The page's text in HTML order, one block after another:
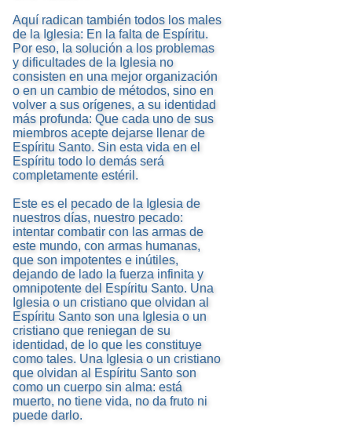
Aquí radican también todos los males
de la Iglesia: En la falta de Espíritu.
Por eso, la solución a los problemas
y dificultades de la Iglesia no
consisten en una mejor organización
o en un cambio de métodos, sino en
volver a sus orígenes, a su identidad
más profunda: Que cada uno de sus
miembros acepte dejarse llenar de
Espíritu Santo. Sin esta vida en el
Espíritu todo lo demás será
completamente estéril.
Este es el pecado de la Iglesia de
nuestros días, nuestro pecado:
intentar combatir con las armas de
este mundo, con armas humanas,
que son impotentes e inútiles,
dejando de lado la fuerza infinita y
omnipotente del Espíritu Santo. Una
Iglesia o un cristiano que olvidan al
Espíritu Santo son una Iglesia o un
cristiano que reniegan de su
identidad, de lo que les constituye
como tales. Una Iglesia o un cristiano
que olvidan al Espíritu Santo son
como un cuerpo sin alma: está
muerto, no tiene vida, no da fruto ni
puede darlo.